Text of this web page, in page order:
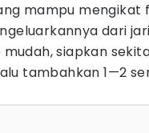
mampu mengikat
dari
siapkan
tambahkan 1—2